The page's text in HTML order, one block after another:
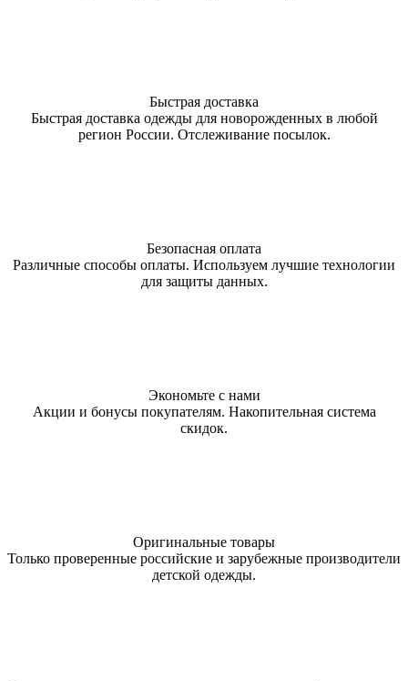
Быстрая доставка
Быстрая доставка одежды для новорожденных в любой
регион России. Отслеживание посылок.
Безопасная оплата
Различные способы оплаты. Используем лучшие технологии
для защиты данных.
Экономьте с нами
Акции и бонусы покупателям. Накопительная система
скидок.
Оригинальные товары
Только проверенные российские и зарубежные производители
детской одежды.